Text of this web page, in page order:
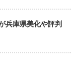
兵庫県美化や評判